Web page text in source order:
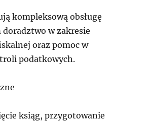
kompleksową obsługę
w zakresie
oraz pomoc w
podatkowych.
ksiąg, przygotowanie